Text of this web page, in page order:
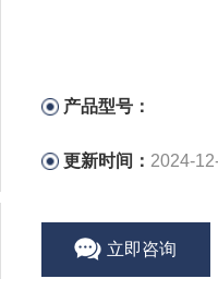
产品型号：
更新时间： 2024-
立即咨询